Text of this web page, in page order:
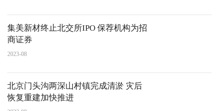
集美新材终止北交所IPO 保荐机构为招
商证券
2023-08
北京门头沟两深山村镇完成清淤 灾后
恢复重建加快推进